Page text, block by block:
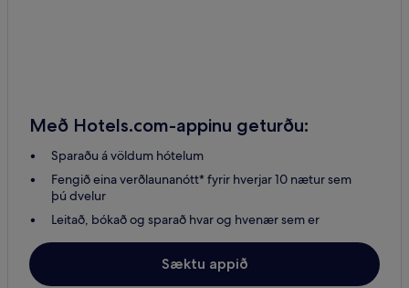
Með Hotels.com-appinu geturðu:
Sparaðu á völdum hótelum
Fengið eina verðlaunanótt* fyrir hverjar 10 nætur sem
þú dvelur
Leitað, bókað og sparað hvar og hvenær sem er
Sæktu appið